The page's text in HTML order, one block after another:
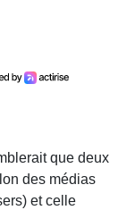
que deux
des médias
et celle